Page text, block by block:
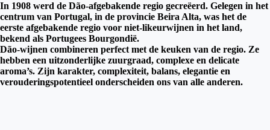
In 1908 werd de Dão-afgebakende regio gecreëerd. Gelegen in het
centrum van Portugal, in de provincie Beira Alta, was het de
eerste afgebakende regio voor niet-likeurwijnen in het land,
bekend als Portugees Bourgondië.
Dão-wijnen combineren perfect met de keuken van de regio. Ze
hebben een uitzonderlijke zuurgraad, complexe en delicate
aroma’s. Zijn karakter, complexiteit, balans, elegantie en
verouderingspotentieel onderscheiden ons van alle anderen.